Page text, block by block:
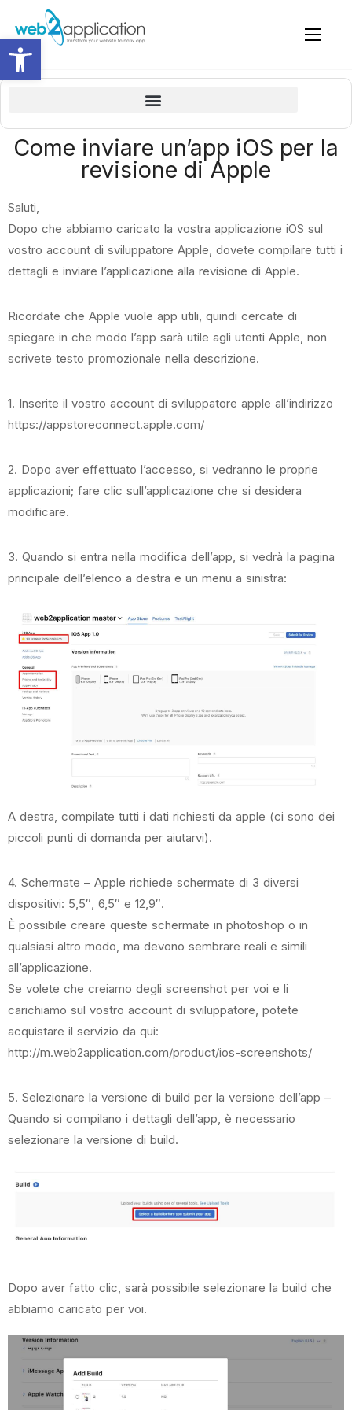
Come inviare un’app iOS per la
revisione di Apple
Saluti,
Dopo che abbiamo caricato la vostra applicazione iOS sul
vostro account di sviluppatore Apple, dovete compilare tutti i
dettagli e inviare l’applicazione alla revisione di Apple.
Ricordate che Apple vuole app utili, quindi cercate di
spiegare in che modo l’app sarà utile agli utenti Apple, non
scrivete testo promozionale nella descrizione.
1. Inserite il vostro account di sviluppatore apple all’indirizzo
https://appstoreconnect.apple.com/
2. Dopo aver effettuato l’accesso, si vedranno le proprie
applicazioni; fare clic sull’applicazione che si desidera
modificare.
3. Quando si entra nella modifica dell’app, si vedrà la pagina
principale dell’elenco a destra e un menu a sinistra:
A destra, compilate tutti i dati richiesti da apple (ci sono dei
piccoli punti di domanda per aiutarvi).
4. Schermate – Apple richiede schermate di 3 diversi
dispositivi: 5,5″, 6,5″ e 12,9″.
È possibile creare queste schermate in photoshop o in
qualsiasi altro modo, ma devono sembrare reali e simili
all’applicazione.
Se volete che creiamo degli screenshot per voi e li
carichiamo sul vostro account di sviluppatore, potete
acquistare il servizio da qui:
http://m.web2application.com/product/ios-screenshots/
5. Selezionare la versione di build per la versione dell’app –
Quando si compilano i dettagli dell’app, è necessario
selezionare la versione di build.
Dopo aver fatto clic, sarà possibile selezionare la build che
abbiamo caricato per voi.
Apri la barra degli strumenti